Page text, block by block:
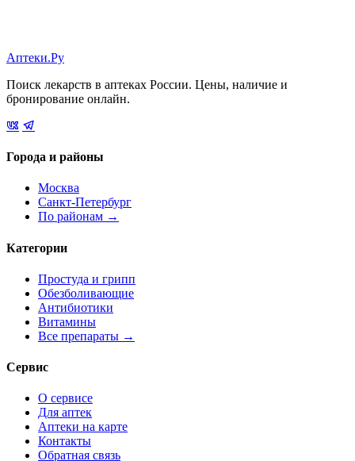
Аптеки.Ру
Поиск лекарств в аптеках России. Цены, наличие и
бронирование онлайн.
Города и районы
Москва
Санкт-Петербург
По районам →
Категории
Простуда и грипп
Обезболивающие
Антибиотики
Витамины
Все препараты →
Сервис
О сервисе
Для аптек
Аптеки на карте
Контакты
Обратная связь